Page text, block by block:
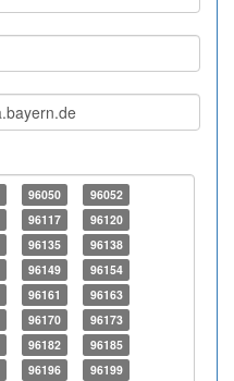
96050
96052
96117
96120
96135
96138
96149
96154
96161
96163
96170
96173
96182
96185
96196 96199